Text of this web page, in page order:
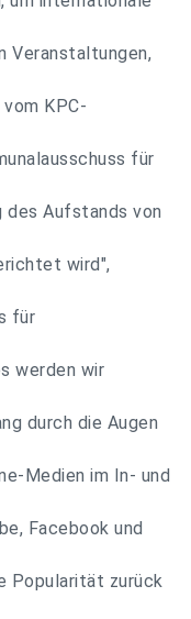
Veranstaltungen,
KPC-
für
des Aufstands von
wird",
für
werden wir
durch die Augen
Medien im In- und
Facebook und
Popularität zurück